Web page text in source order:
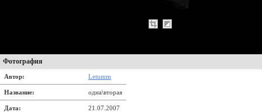
Фотография
Автор: Letumm
Название: одна\вторая
Дата: 21.07.2007